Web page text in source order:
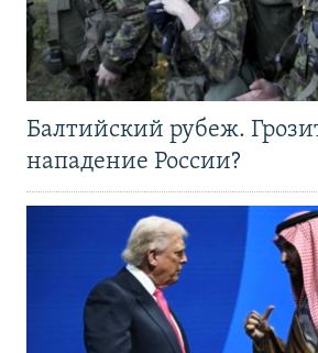
Балтийский рубеж.
нападение России?